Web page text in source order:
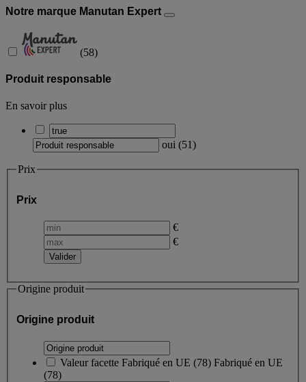
Notre marque Manutan Expert
(58)
Produit responsable
En savoir plus
oui (51)
Prix
Prix
€
€
Origine produit
Origine produit
Valeur facette Fabriqué en UE (78) Fabriqué en UE
(78)